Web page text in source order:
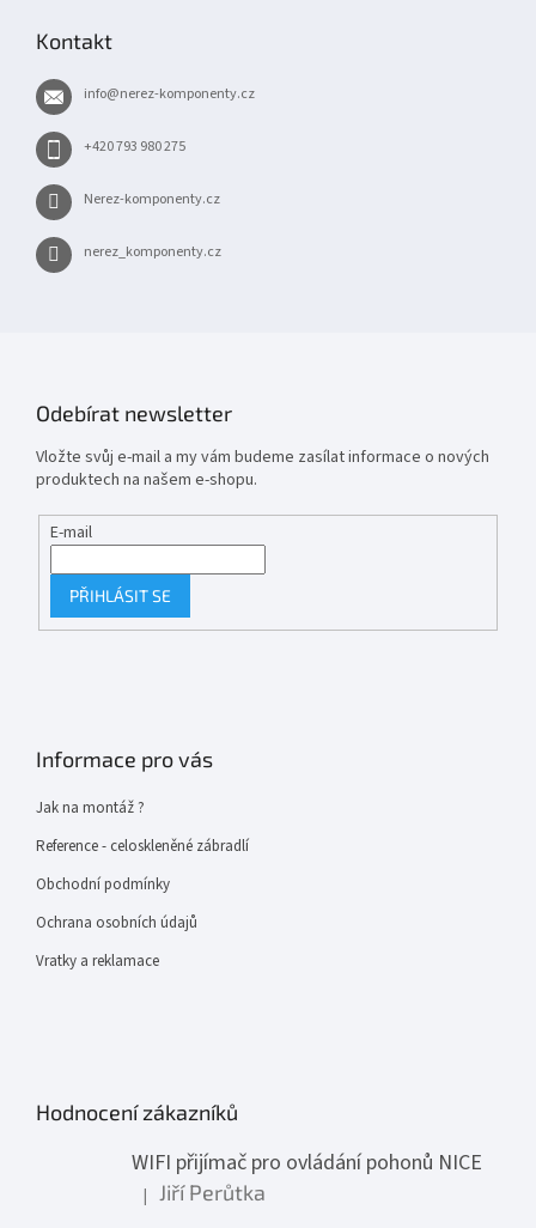
Kontakt
info@nerez-komponenty.cz
+420 793 980 275
Nerez-komponenty.cz
nerez_komponenty.cz
Odebírat newsletter
Vložte svůj e-mail a my vám budeme zasílat informace o nových
produktech na našem e-shopu.
E-mail
PŘIHLÁSIT SE
Informace pro vás
Jak na montáž ?
Reference - celoskleněné zábradlí
Obchodní podmínky
Ochrana osobních údajů
Vratky a reklamace
Hodnocení zákazníků
WIFI přijímač pro ovládání pohonů NICE
Hodnocení produktu je 1 z 5 hvězdiček.
| Jiří Perůtka